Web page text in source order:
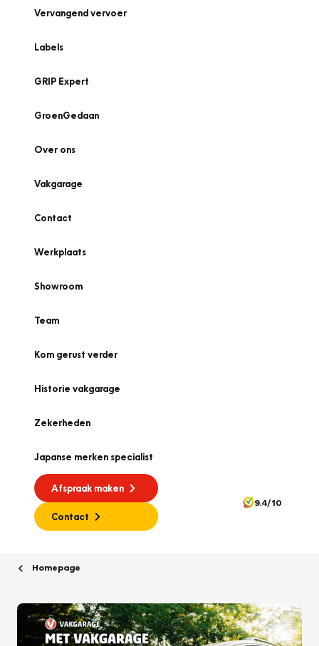
Vervangend vervoer
Labels
GRIP Expert
GroenGedaan
Over ons
Vakgarage
Contact
Werkplaats
Showroom
Team
Kom gerust verder
Historie vakgarage
Zekerheden
Japanse merken specialist
Afspraak maken
Contact
9.4/10
Homepage